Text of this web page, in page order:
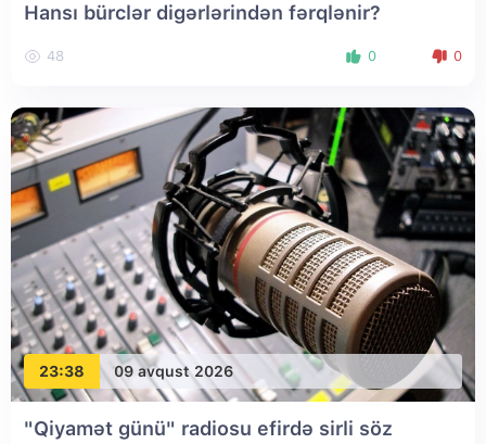
Hansı bürclər digərlərindən fərqlənir?
48 0 0
23:38 09 avqust 2026
"Qiyamət günü" radiosu efirdə sirli söz